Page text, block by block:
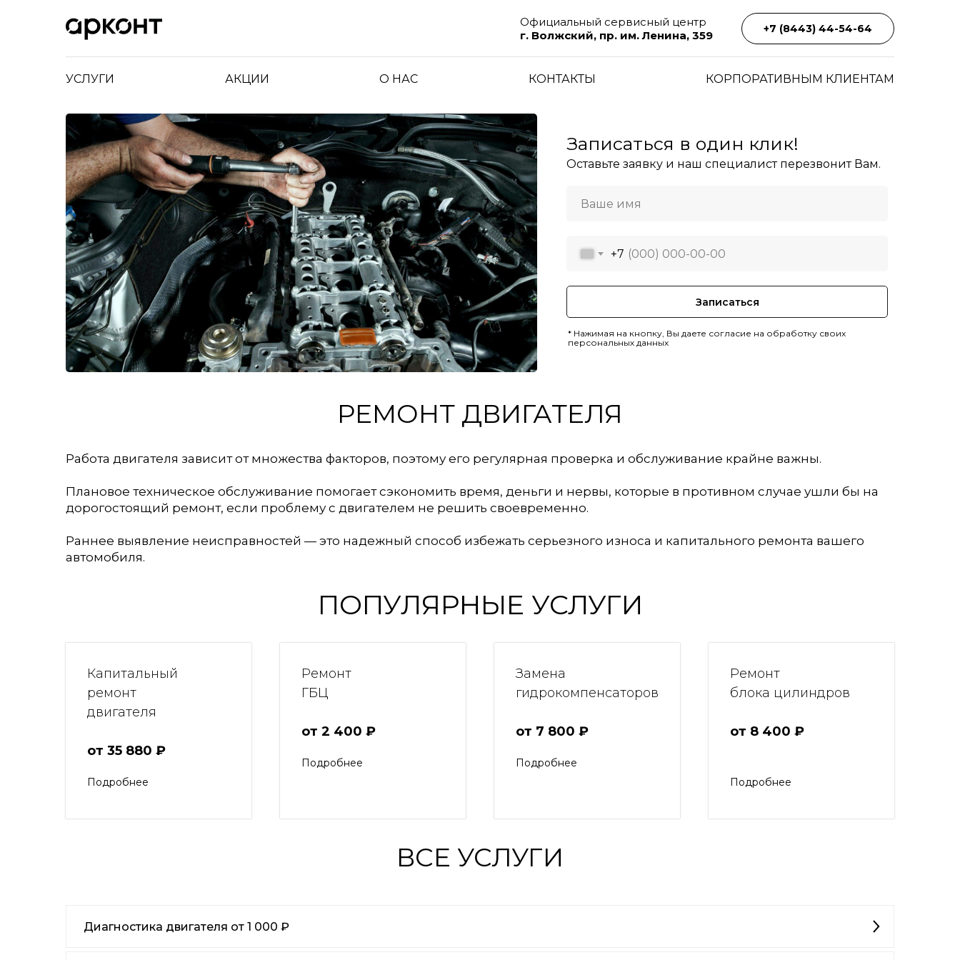
Официальный сервисный центр
г. Волжский, пр. им. Ленина, 359
+7 (8443) 44-54-64
УСЛУГИ АКЦИИ О НАС КОНТАКТЫ КОРПОРАТИВНЫМ КЛИЕНТАМ
+7
Записаться
Записаться в один клик!
* Нажимая на кнопку, Вы даете согласие на обработку своих
персональных данных
Оставьте заявку и наш специалист перезвонит Вам.
РЕМОНТ ДВИГАТЕЛЯ
Работа двигателя зависит от множества факторов, поэтому его регулярная проверка и обслуживание крайне важны.
Плановое техническое обслуживание помогает сэкономить время, деньги и нервы, которые в противном случае ушли бы на
дорогостоящий ремонт, если проблему с двигателем не решить своевременно.
Раннее выявление неисправностей — это надежный способ избежать серьезного износа и капитального ремонта вашего
автомобиля.
ПОПУЛЯРНЫЕ УСЛУГИ
Капитальный
ремонт
двигателя
от 35 880 ₽
Подробнее
Ремонт
ГБЦ
от 2 400 ₽
Подробнее
Замена
гидрокомпенсаторов
от 7 800 ₽
Подробнее
Ремонт
блока цилиндров
от 8 400 ₽
Подробнее
ВСЕ УСЛУГИ
Диагностика двигателя от 1 000 ₽